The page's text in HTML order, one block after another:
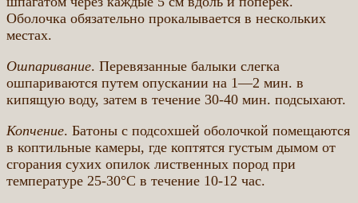
Оболочка обязательно прокалывается в нескольких
местах.
Ошпаривание. Перевязанные балыки слегка
ошпариваются путем опускании на 1—2 мин. в
кипящую воду, затем в течение 30-40 мин. подсыхают.
Копчение. Батоны с подсохшей оболочкой помещаются
в коптильные камеры, где коптятся густым дымом от
сгорания сухих опилок лиственных пород при
температуре 25-30°С в течение 10-12 час.